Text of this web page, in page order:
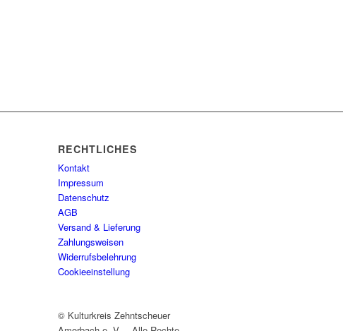
RECHTLICHES
Kontakt
Impressum
Datenschutz
AGB
Versand & Lieferung
Zahlungsweisen
Widerrufsbelehrung
Cookieeinstellung
© Kulturkreis Zehntscheuer